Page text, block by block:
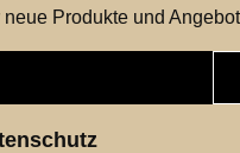
Produkte und